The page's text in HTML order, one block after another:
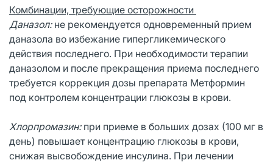
Комбинации, требующие осторожности
Даназол:не рекомендуется одновременный прием
даназола во избежание гипергликемического
действия последнего. При необходимости терапии
даназолом и после прекращения приема последнего
требуется коррекция дозы препарата Метформин
под контролем концентрации глюкозы в крови.
Хлорпромазин:при приеме в больших дозах (100 мг в
день) повышает концентрацию глюкозы в крови,
снижая высвобождение инсулина. При лечении